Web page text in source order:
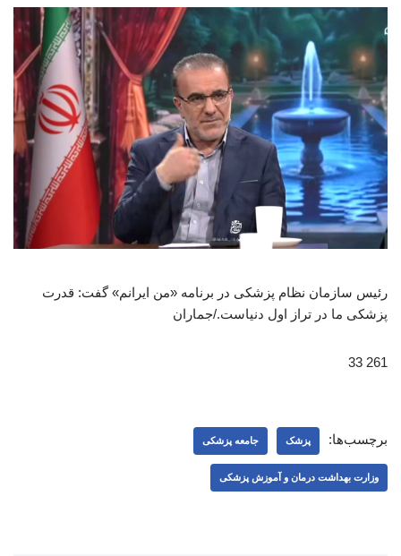
رئیس سازمان نظام پزشکی در برنامه «من ایرانم» گفت: قدرت
پزشکی ما در تراز اول دنیاست./جماران
261 33
برچسب‌ها: پزشک جامعه پزشکی
وزارت بهداشت درمان و آموزش پزشکی